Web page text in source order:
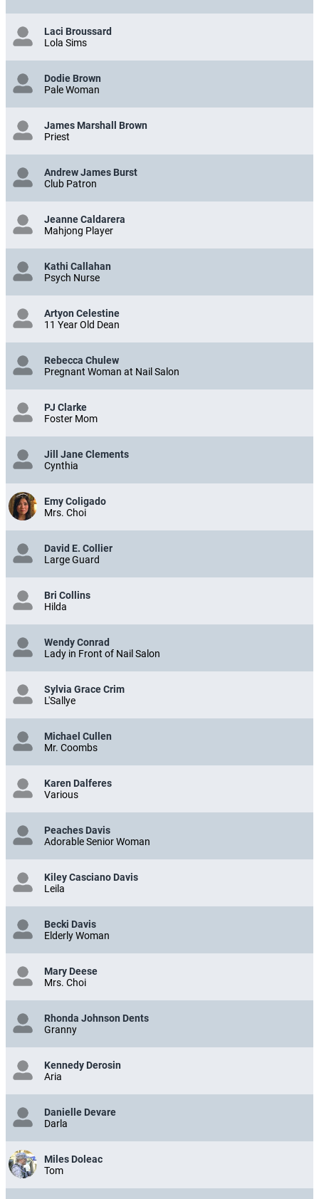
Laci Broussard
Lola Sims
Dodie Brown
Pale Woman
James Marshall Brown
Priest
Andrew James Burst
Club Patron
Jeanne Caldarera
Mahjong Player
Kathi Callahan
Psych Nurse
Artyon Celestine
11 Year Old Dean
Rebecca Chulew
Pregnant Woman at Nail Salon
PJ Clarke
Foster Mom
Jill Jane Clements
Cynthia
Emy Coligado
Mrs. Choi
David E. Collier
Large Guard
Bri Collins
Hilda
Wendy Conrad
Lady in Front of Nail Salon
Sylvia Grace Crim
L'Sallye
Michael Cullen
Mr. Coombs
Karen Dalferes
Various
Peaches Davis
Adorable Senior Woman
Kiley Casciano Davis
Leila
Becki Davis
Elderly Woman
Mary Deese
Mrs. Choi
Rhonda Johnson Dents
Granny
Kennedy Derosin
Aria
Danielle Devare
Darla
Miles Doleac
Tom